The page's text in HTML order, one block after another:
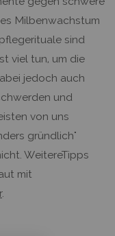
Milbenwachstum
sind
viel tun, um die
jedoch auch
und
von uns
gründlich"
WeitereTipps
mit
.